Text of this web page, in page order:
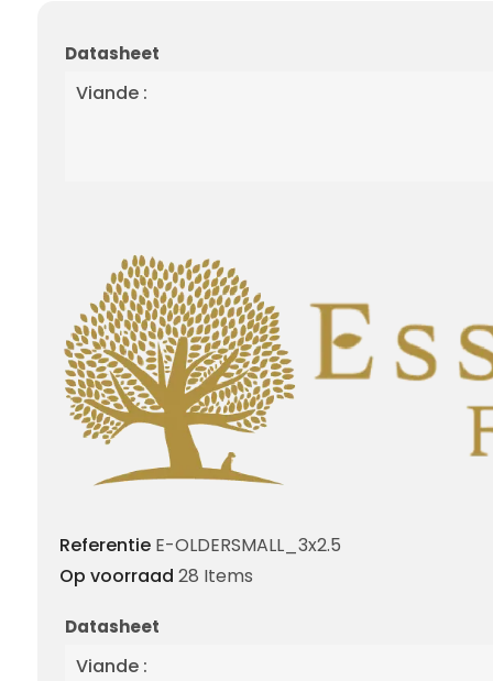
Datasheet
Viande :
Referentie E-OLDERSMALL_3x2.5
Op voorraad 28 Items
Datasheet
Viande :